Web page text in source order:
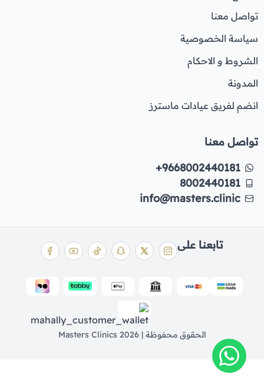
تواصل معنا
سياسة الخصوصية
الشروط و الاحكام
المدونة
انضم لفريق عيادات ماسترز
تواصل معنا
+9668002440181
8002440181
info@masters.clinic
الحقوق محفوظة | 2026 Masters Clinics
تابعنا على